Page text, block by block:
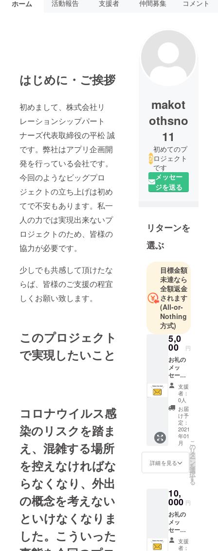
ホーム 活動報告 支援者 仲間募集 コメント
はじめに・ご挨拶
初めまして、株式会社リ
レーションシップパート
ナーズ代表取締役の平松 誠
です。弊社はアプリ企画開
発を行っている会社です。
今回のようなビッグプロ
ジェクトの立ち上げは初め
てで不安もあります。私一
人の力では実現出来ないプ
ロジェクトのため、皆様の
協力が必要です。
少しでも共感して頂けたな
らば、皆様のご支援の程宜
しくお願い致します。
このプロジェクト
で実現したいこと
コロナウイルス感
染のリスクを踏ま
え、混雑する場所
を控えなければな
らなくなり、外出
の概念を考えない
といけなくなりま
した。こういった
makot
othsno
11
初めてのプ
ロジェクト
です
メッセー
ジを送る
リターンを
選ぶ
目標金額
未達なら
全額返金
されます
(All-or-
Nothing
方式)
5,0
00 円
お礼の
メッ
セージ
と加盟
店内で
使用で
きるソ
クナビ
ポイン
ト500ポ
イント
付与 支
援して
下さっ
た気持
ちを込
お礼の
メール
をお送
り致し
ます。
さらに
加盟店
内で食
支援
者：
0人
お届
け予
定：
2021
年01
月
詳細を見る
こ
の
リ
タ
ー
ン
を
選
択
す
る
10,
000 円
お礼の
メッ
セージ
とソク
ナビポ
支援
者：